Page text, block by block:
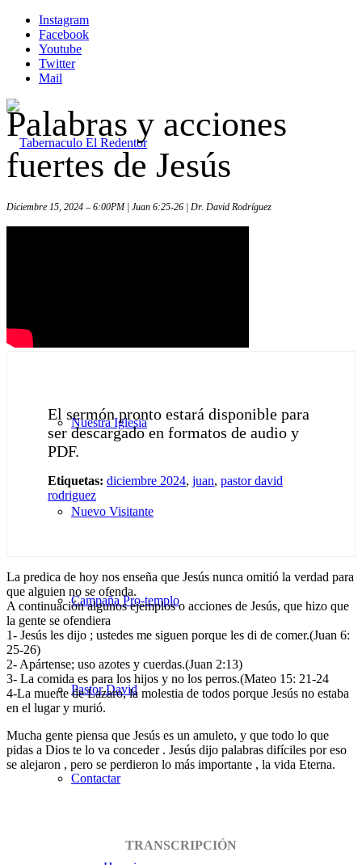
Instagram
Facebook
Youtube
Twitter
Mail
Nuestra Iglesia
Nuevo Visitante
Campaña Pro-templo
Pastor David
Contactar
Palabras y acciones
fuertes de Jesús
Diciembre 15, 2024 – 6:00PM | Juan 6:25-26 | Dr. David Rodríguez
El sermón pronto estará disponible para
ser descargado en formatos de audio y
PDF.
Etiquetas: diciembre 2024, juan, pastor david
rodriguez
La predica de hoy nos enseña que Jesús nunca omitió la verdad para
que alguien no se ofenda.
A continuación algunos ejemplos o acciones de Jesús, que hizo que
la gente se ofendiera
1- Jesús les dijo ; ustedes me siguen porque les di de comer.(Juan 6:
25-26)
2- Apártense; uso azotes y cuerdas.(Juan 2:13)
3- La comida es para los hijos y no los perros.(Mateo 15: 21-24
4-La muerte de Lazaro, la molestia de todos porque Jesús no estaba
en el lugar y murió.
Mucha gente piensa que Jesús es un amuleto, y que todo lo que
pidas a Dios te lo va conceder . Jesús dijo palabras difíciles por eso
se alejaron , pero se perdieron lo más importante , la vida Eterna.
TRANSCRIPCIÓN